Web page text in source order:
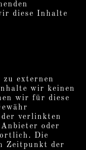
diese Inhalte
externen
wir keinen
wir für diese
verlinkten
oder
Die
Zeitpunkt der